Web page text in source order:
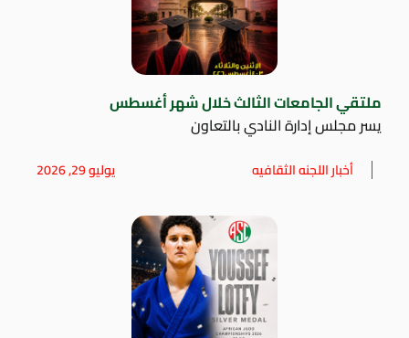
ملتقي الجامعات الثالث خلال شهر أغسطس
يسر مجلس إدارة النادي بالتعاون
أخبار اللجنه الثقافيه يوليو 29, 2026